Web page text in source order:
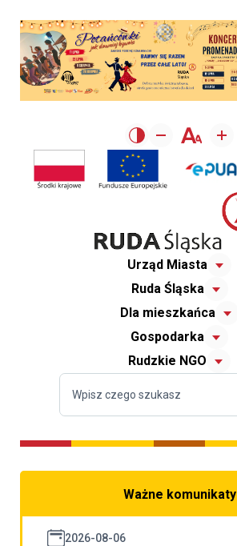
Urząd Miasta
Ruda Śląska
Dla mieszkańca
Gospodarka
Rudzkie NGO
Ważne komunikaty
2026-08-06